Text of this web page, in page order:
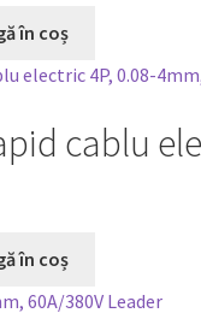
în coș
cablu
în coș